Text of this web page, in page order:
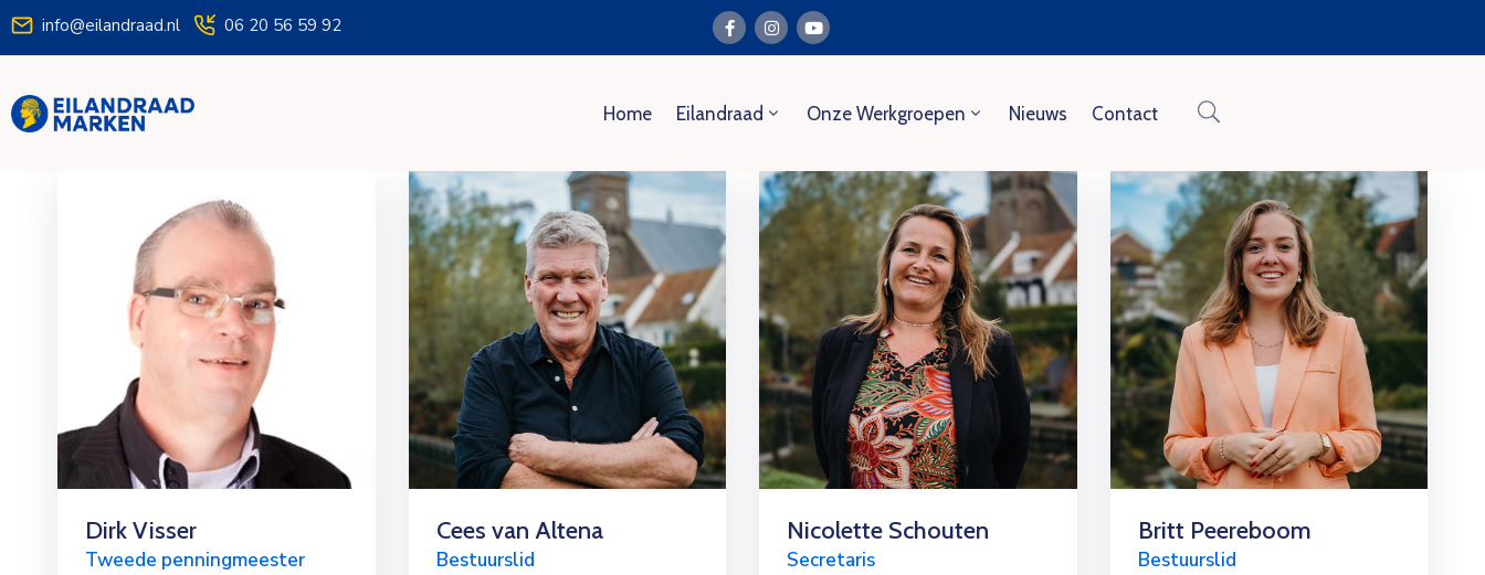
info@eilandraad.nl 06 20 56 59 92
Home Eilandraad Onze Werkgroepen Nieuws Contact
Dirk Visser
Tweede penningmeester
Cees van Altena
Bestuurslid
Nicolette Schouten
Secretaris
Britt Peereboom
Bestuurslid